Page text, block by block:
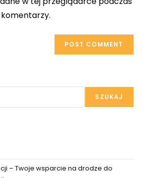
SZUKAJ
– Twoje wsparcie na drodze do